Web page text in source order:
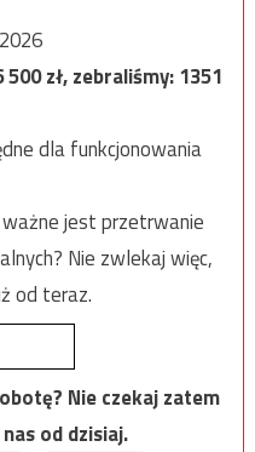
500zł, zebraliśmy:1351
dla funkcjonowania
jest przetrwanie
Nie zwlekaj więc,
od teraz.
Nie czekaj zatem
od dzisiaj.